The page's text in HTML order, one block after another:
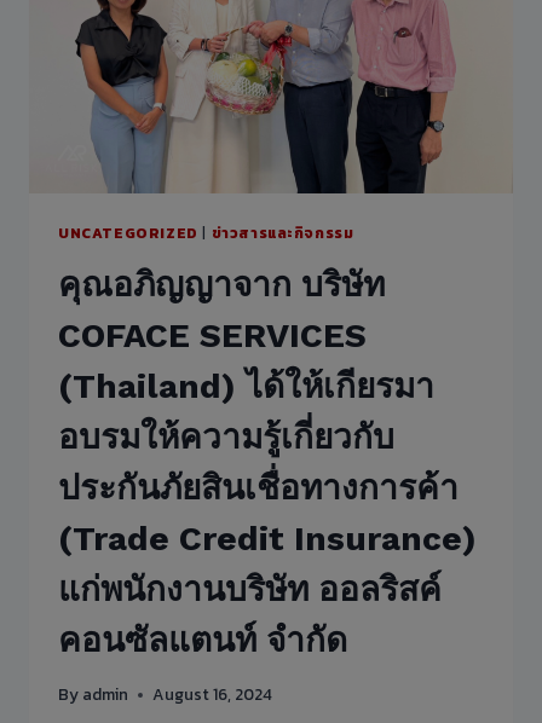
พี
รพงษ์
ผู้
จัดการ
ฝ่าย
ขาย
และ
ตลาด
ใหม่
ได้
มา
แจ้ง
การ
งาน
ปี
ผ่าน
กับ
ออ
UNCATEGORIZED | ข่าวสารและกิจกรรม
คุณอภิญญาจาก บริษัท
COFACE SERVICES
(Thailand) ได้ให้เกียรมา
อบรมให้ความรู้เกี่ยวกับ
ประกันภัยสินเชื่อทางการค้า
(Trade Credit Insurance)
แก่พนักงานบริษัท ออลริสค์
คอนซัลแตนท์ จำกัด
By admin August 16, 2024